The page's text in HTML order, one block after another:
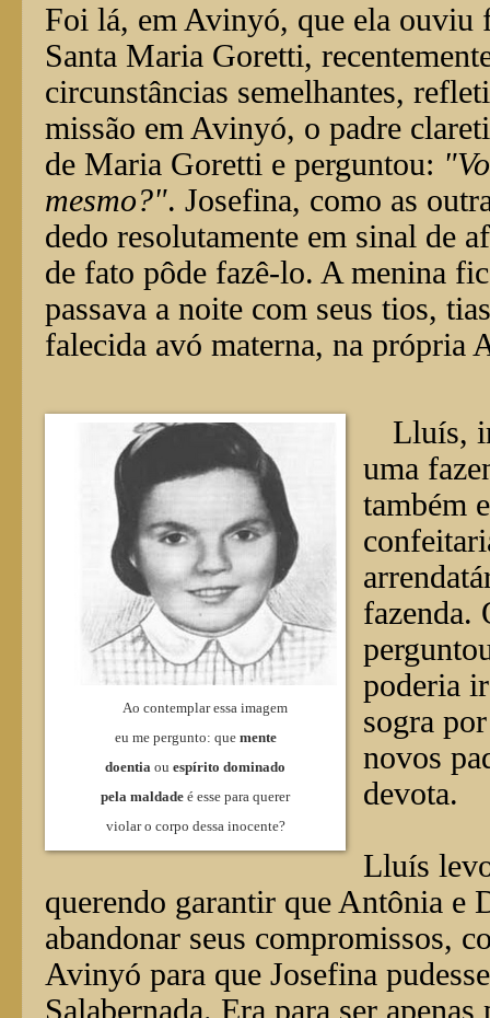
Foi lá, em Avinyó, que ela ouviu
Santa Maria Goretti,
circunstâncias semelhantes,
missão em Avinyó, o padre
de Maria Goretti e perguntou:
mesmo?". Josefina, como as
dedo resolutamente em sinal de
de fato pôde fazê-lo. A menina
passava a noite com seus tios,
falecida avó materna, na própria
Ao contemplar essa imagem
eu me pergunto: que mente
doentia ou espírito dominado
pela maldade é esse para querer
violar o corpo dessa inocente?
Lluís,
uma
também
fazenda.
poderia
sogra
novos
devota.
Lluís
querendo garantir que Antônia e
abandonar seus compromissos,
Avinyó para que Josefina
Salabernada. Era para ser